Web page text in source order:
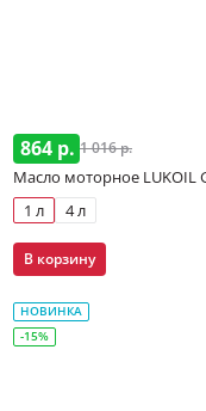
864 р. 1 016 р.
Масло моторное LUKOIL
1 л
4 л
В корзину
НОВИНКА
-15%